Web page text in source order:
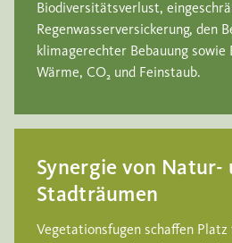
Biodiversitätsverlust,
Regenwasserversickerung, den
klimagerechter Bebauung sowie
Wärme, CO₂ und Feinstaub.
Synergie von Natur-
Stadträumen
Vegetationsfugen schaffen